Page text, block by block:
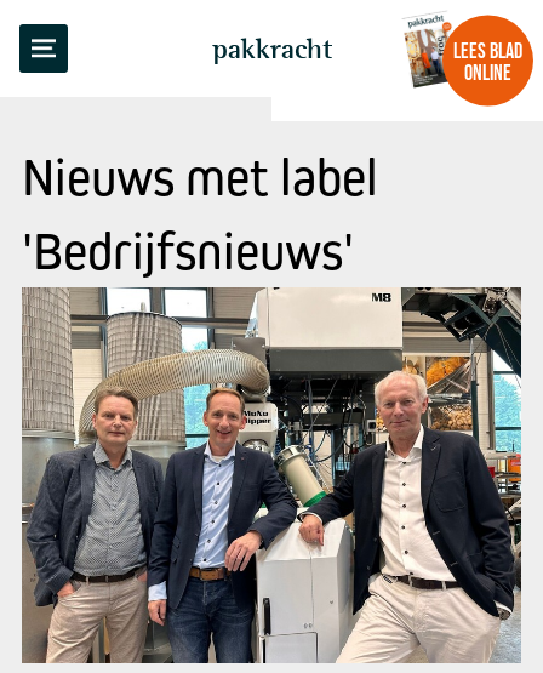
pakkracht
LEES BLAD
ONLINE
Nieuws met label
'Bedrijfsnieuws'